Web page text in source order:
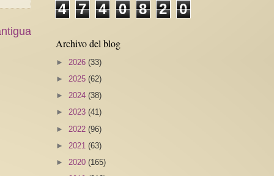
4 7 4 0 8 2 0
Archivo del blog
► 2026 (33)
► 2025 (62)
► 2024 (38)
► 2023 (41)
► 2022 (96)
► 2021 (63)
► 2020 (165)